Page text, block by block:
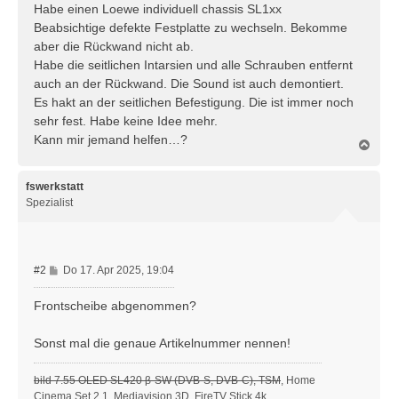
r
a
g
Habe einen Loewe individuell chassis SL1xx
Beabsichtige defekte Festplatte zu wechseln. Bekomme
aber die Rückwand nicht ab.
Habe die seitlichen Intarsien und alle Schrauben entfernt
auch an der Rückwand. Die Sound ist auch demontiert.
Es hakt an der seitlichen Befestigung. Die ist immer noch
sehr fest. Habe keine Idee mehr.
Kann mir jemand helfen…?
fswerkstatt
Spezialist
#2
B
e
i
a
g
Do 17. Apr 2025, 19:04
Frontscheibe abgenommen?
Sonst mal die genaue Artikelnummer nennen!
bild 7.55 OLED SL420 β-SW (DVB-S, DVB-C), TSM , Home
Cinema Set 2.1, Mediavision 3D, FireTV Stick 4k